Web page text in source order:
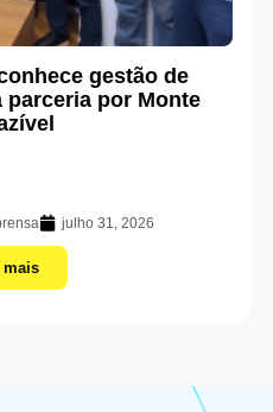
gestão de
parceria por Monte
julho 31, 2026
mais